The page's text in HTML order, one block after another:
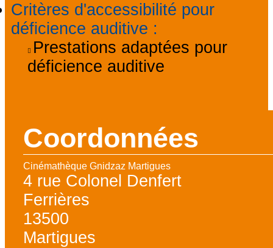
Critères d'accessibilité pour
déficience auditive :
Prestations adaptées pour
déficience auditive
Coordonnées
Cinémathèque Gnidzaz Martigues
4 rue Colonel Denfert
Ferrières
13500
Martigues